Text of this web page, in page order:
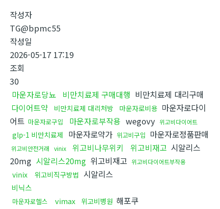
작성자
TG@bpmc55
작성일
2026-05-17 17:19
조회
30
마운자로당뇨 비만치료제 구매대행 비만치료제 대리구매
다이어트약
비만치료제 대리처방 마운자로비용 마운자로다이
어트 마운자로구입 마운자로부작용 wegovy 위고비다이어트
glp-1 비만치료제 마운자로약가 위고비구입 마운자로정품판매
위고비안전거래 vinix 위고비나무위키 위고비재고 시알리스
20mg 시알리스20mg 위고비재고 위고비다이어트부작용
vinix 위고비직구방법 시알리스
비닉스
마운자로헬스 vimax 위고비병원 해포쿠